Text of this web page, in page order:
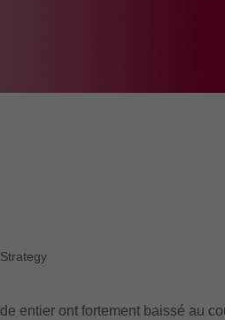
entier ont fortement baissé au